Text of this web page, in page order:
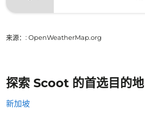
来源： : OpenWeatherMap.org
探索 Scoot 的首选目的地
新加坡